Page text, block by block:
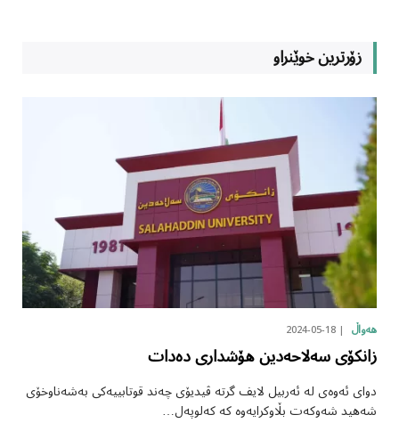
زۆرترین خوێنراو
هەواڵ 2024-05-18
زانکۆی سەلاحەدین هۆشداری دەدات
دوای ئەوەی لە ئەربیل لایف گرتە ڤیدیۆی چەند قوتابییەکی بەشەناوخۆی
شەهید شەوکەت بڵاوکرایەوە کە کەلوپەل…